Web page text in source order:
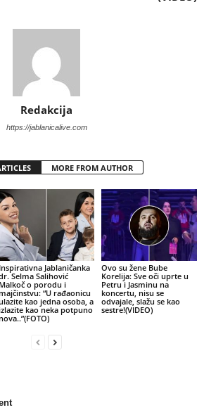
Redakcija
https://jablanicalive.com
MORE FROM AUTHOR
Inspirativna Jablaničanka
Selma Salihović
Malkoč o porodu i
majčinstvu: “U rađaonicu
kao jedna osoba, a
izlazite kao neka potpuno
nova..”(FOTO)
Ovo su žene Bube
Korelija: Sve oči uprte u
Petru i Jasminu na
koncertu, nisu se
odvajale, slažu se kao
sestre!(VIDEO)